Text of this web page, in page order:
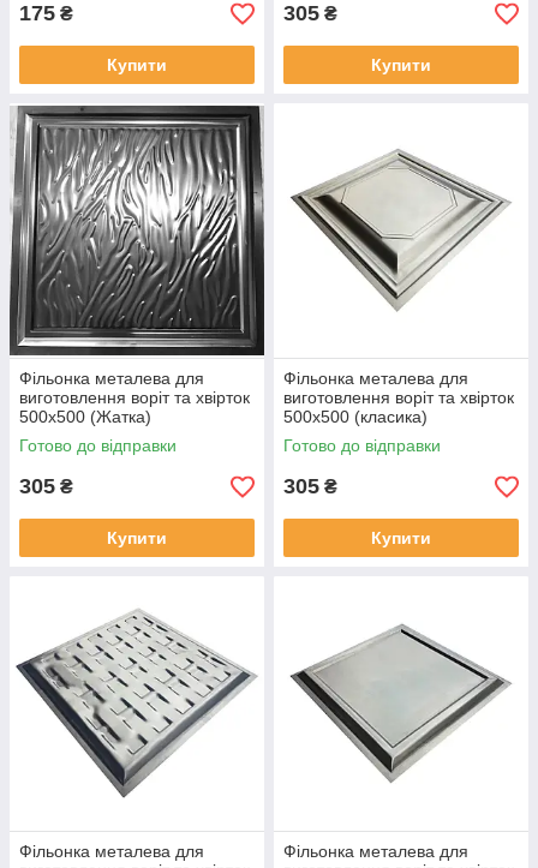
175 ₴
Купити
305 ₴
Купити
Фільонка металева для
виготовлення воріт та хвірток
500х500 (Жатка)
Готово до відправки
305 ₴
Купити
Фільонка металева для
виготовлення воріт та хвірток
500х500 (класика)
Готово до відправки
305 ₴
Купити
Фільонка металева для
Фільонка металева для